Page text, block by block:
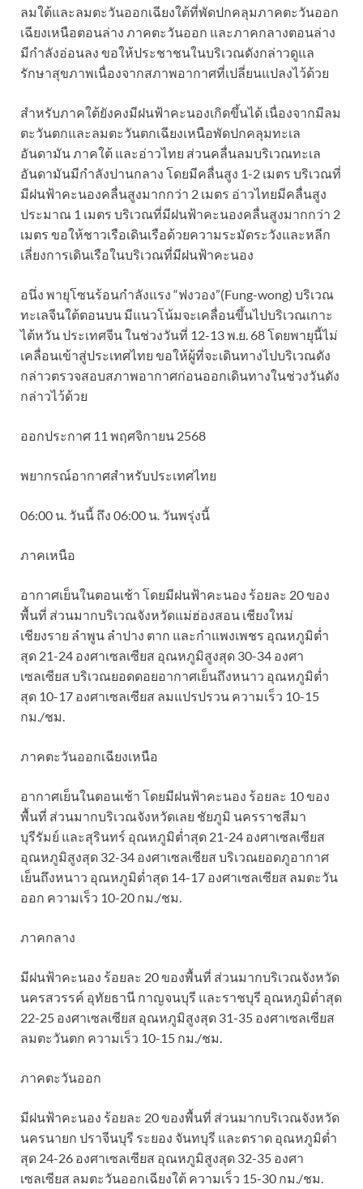
ลมใต้และลมตะวันออกเฉียงใต้ที่พัดปกคลุมภาคตะวันออก
เฉียงเหนือตอนล่าง ภาคตะวันออก และภาคกลางตอนล่าง
มีกำลังอ่อนลง ขอให้ประชาชนในบริเวณดังกล่าวดูแล
รักษาสุขภาพเนื่องจากสภาพอากาศที่เปลี่ยนแปลงไว้ด้วย
สำหรับภาคใต้ยังคงมีฝนฟ้าคะนองเกิดขึ้นได้ เนื่องจากมีลม
ตะวันตกและลมตะวันตกเฉียงเหนือพัดปกคลุมทะเล
อันดามัน ภาคใต้ และอ่าวไทย ส่วนคลื่นลมบริเวณทะเล
อันดามันมีกำลังปานกลาง โดยมีคลื่นสูง 1-2 เมตร บริเวณที่
มีฝนฟ้าคะนองคลื่นสูงมากกว่า 2 เมตร อ่าวไทยมีคลื่นสูง
ประมาณ 1 เมตร บริเวณที่มีฝนฟ้าคะนองคลื่นสูงมากกว่า 2
เมตร ขอให้ชาวเรือเดินเรือด้วยความระมัดระวังและหลีก
เลี่ยงการเดินเรือในบริเวณที่มีฝนฟ้าคะนอง
อนึ่ง พายุโซนร้อนกำลังแรง “ฟงวอง”(Fung-wong) บริเวณ
ทะเลจีนใต้ตอนบน มีแนวโน้มจะเคลื่อนขึ้นไปบริเวณเกาะ
ไต้หวัน ประเทศจีน ในช่วงวันที่ 12-13 พ.ย. 68 โดยพายุนี้ไม่
เคลื่อนเข้าสู่ประเทศไทย ขอให้ผู้ที่จะเดินทางไปบริเวณดัง
กล่าวตรวจสอบสภาพอากาศก่อนออกเดินทางในช่วงวันดัง
กล่าวไว้ด้วย
ออกประกาศ 11 พฤศจิกายน 2568
พยากรณ์อากาศสำหรับประเทศไทย
06:00 น. วันนี้ ถึง 06:00 น. วันพรุ่งนี้
ภาคเหนือ
อากาศเย็นในตอนเช้า โดยมีฝนฟ้าคะนอง ร้อยละ 20 ของ
พื้นที่ ส่วนมากบริเวณจังหวัดแม่ฮ่องสอน เชียงใหม่
เชียงราย ลำพูน ลำปาง ตาก และกำแพงเพชร อุณหภูมิต่ำ
สุด 21-24 องศาเซลเซียส อุณหภูมิสูงสุด 30-34 องศา
เซลเซียส บริเวณยอดดอยอากาศเย็นถึงหนาว อุณหภูมิต่ำ
สุด 10-17 องศาเซลเซียส ลมแปรปรวน ความเร็ว 10-15
กม./ชม.
ภาคตะวันออกเฉียงเหนือ
อากาศเย็นในตอนเช้า โดยมีฝนฟ้าคะนอง ร้อยละ 10 ของ
พื้นที่ ส่วนมากบริเวณจังหวัดเลย ชัยภูมิ นครราชสีมา
บุรีรัมย์ และสุรินทร์ อุณหภูมิต่ำสุด 21-24 องศาเซลเซียส
อุณหภูมิสูงสุด 32-34 องศาเซลเซียส บริเวณยอดภูอากาศ
เย็นถึงหนาว อุณหภูมิต่ำสุด 14-17 องศาเซลเซียส ลมตะวัน
ออก ความเร็ว 10-20 กม./ชม.
ภาคกลาง
มีฝนฟ้าคะนอง ร้อยละ 20 ของพื้นที่ ส่วนมากบริเวณจังหวัด
นครสวรรค์ อุทัยธานี กาญจนบุรี และราชบุรี อุณหภูมิต่ำสุด
22-25 องศาเซลเซียส อุณหภูมิสูงสุด 31-35 องศาเซลเซียส
ลมตะวันตก ความเร็ว 10-15 กม./ชม.
ภาคตะวันออก
มีฝนฟ้าคะนอง ร้อยละ 20 ของพื้นที่ ส่วนมากบริเวณจังหวัด
นครนายก ปราจีนบุรี ระยอง จันทบุรี และตราด อุณหภูมิต่ำ
สุด 24-26 องศาเซลเซียส อุณหภูมิสูงสุด 32-35 องศา
เซลเซียส ลมตะวันออกเฉียงใต้ ความเร็ว 15-30 กม./ชม.